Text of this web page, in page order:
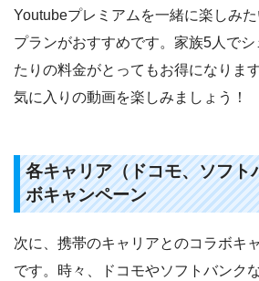
Youtubeプレミアムを一緒に楽しみ
プランがおすすめです。家族5人で
たりの料金がとってもお得になりま
気に入りの動画を楽しみましょう！
各キャリア（ドコモ、ソフト
ボキャンペーン
次に、携帯のキャリアとのコラボキ
です。時々、ドコモやソフトバンク